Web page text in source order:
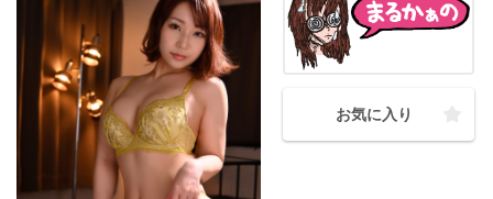
お気に入り